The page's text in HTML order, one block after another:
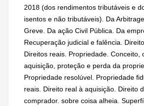
2018 (dos rendimentos tributáveis e
isentos e não tributáveis). Da
Greve. Da ação Civil Pública. Da
Recuperação judicial e falência.
Direitos reais. Propriedade. Conceito,
aquisição, proteção e perda da
Propriedade resolúvel. Propriedade
reais. Direito real à aquisição. Direito
comprador. sobre coisa alheia.